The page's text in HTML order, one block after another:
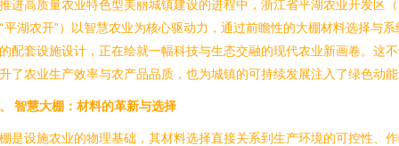
进高质量农业特色型美丽城镇建设的进程中，浙江省平湖农业开发区
平湖农开”）以智慧农业为核心驱动力，通过前瞻性的大棚材料选择与系
配套设施设计，正在绘就一幅科技与生态交融的现代农业新画卷。这
了农业生产效率与农产品品质，也为城镇的可持续发展注入了绿色动
智慧大棚：材料的革新与选择
是设施农业的物理基础，其材料选择直接关系到生产环境的可控性、